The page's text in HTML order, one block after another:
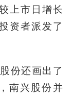
上市日增长
资者派发了
份还画出了
南兴股份并